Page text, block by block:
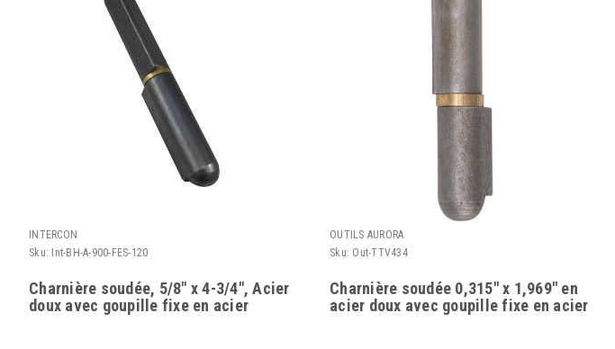
INTERCON
Sku:
Int-BH-A-900-FES-120
Charnière soudée, 5/8" x 4-3/4", Acier
doux avec goupille fixe en acier
OUTILS AURORA
Sku: Out-TTV434
Charnière soudée 0,315" x 1,969" en
acier doux avec goupille fixe en acier